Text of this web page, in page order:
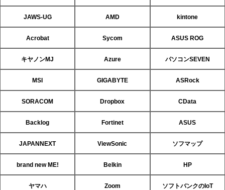
JAWS-UG AMD kintone
Acrobat Sycom ASUS ROG
キヤノンMJ Azure パソコンSEVEN
MSI GIGABYTE ASRock
SORACOM Dropbox CData
Backlog Fortinet ASUS
JAPANNEXT ViewSonic ソフマップ
brand new ME! Belkin HP
ヤマハ Zoom ソフトバンクのIoT